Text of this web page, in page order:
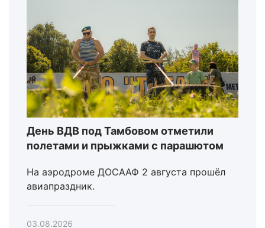
День ВДВ под Тамбовом отметили
полетами и прыжками с парашютом
На аэродроме ДОСААФ 2 августа прошёл
авиапраздник.
03.08.2026